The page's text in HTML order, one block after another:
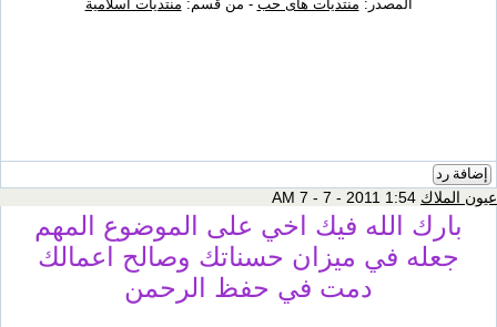
المصدر: منتديات هاى حب - من قسم: منتديات اسلامية
إضافة رد
عيون الملاك
بارك الله فيك اخي على الموضوع المهم
جعله في ميزان حسناتك وصالح اعمالك
دمت في حفظ الرحمن